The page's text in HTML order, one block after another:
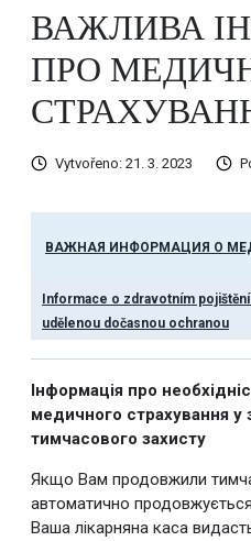
ВАЖЛИВА
ПРО
Vytvořeno: 21. 3. 2023
ВАЖНАЯ ИНФОРМАЦИЯ О
Informace o zdravotním
udělenou dočasnou ochranou
Інформація про
медичного страхування у
тимчасового захисту
Якщо Вам продовжили
автоматично
Ваша лікарняна каса